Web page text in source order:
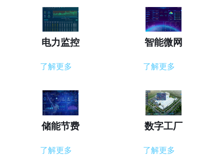
电力监控
了解更多
智能微网
了解更多
储能节费
了解更多
数字工厂
了解更多